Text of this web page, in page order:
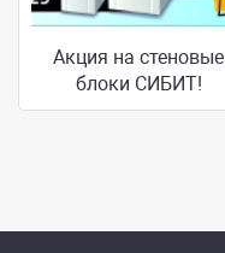
Акция на стеновые
блоки СИБИТ!